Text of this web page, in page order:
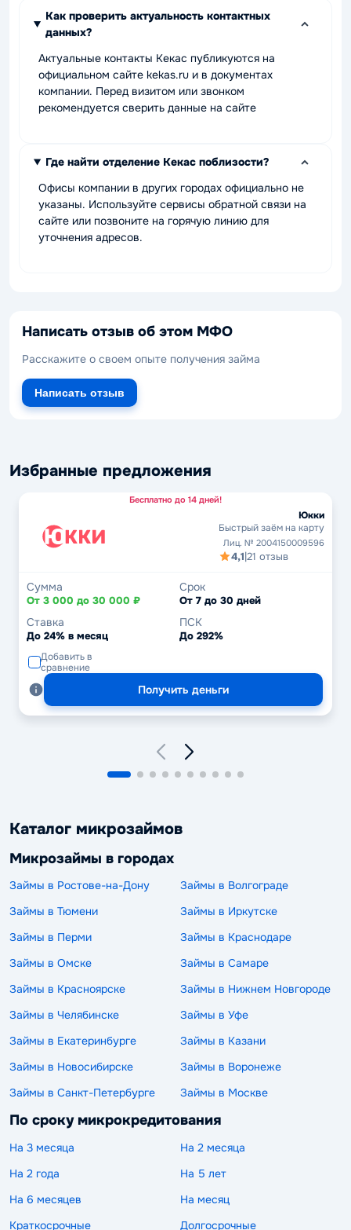
Как проверить актуальность контактных
данных?
Актуальные контакты Кекас публикуются на
официальном сайте kekas.ru и в документах
компании. Перед визитом или звонком
рекомендуется сверить данные на сайте
Где найти отделение Кекас поблизости?
Офисы компании в других городах официально не
указаны. Используйте сервисы обратной связи на
сайте или позвоните на горячую линию для
уточнения адресов.
Написать отзыв об этом МФО
Расскажите о своем опыте получения займа
Написать отзыв
Избранные предложения
Бесплатно до 14 дней!
Юкки
Быстрый заём на карту
Лиц. № 2004150009596
4,1|21 отзыв
Сумма
От 3 000 до 30 000 ₽
Срок
От 7 до 30 дней
Ставка
До 24% в месяц
ПСК
До 292%
Добавить в
сравнение
Получить деньги
Каталог микрозаймов
Микрозаймы в городах
Займы в Ростове-на-Дону
Займы в Волгограде
Займы в Тюмени
Займы в Иркутске
Займы в Перми
Займы в Краснодаре
Займы в Омске
Займы в Самаре
Займы в Красноярске
Займы в Нижнем Новгороде
Займы в Челябинске
Займы в Уфе
Займы в Екатеринбурге
Займы в Казани
Займы в Новосибирске
Займы в Воронеже
Займы в Санкт-Петербурге
Займы в Москве
По сроку микрокредитования
На 3 месяца
На 2 месяца
На 2 года
На 5 лет
На 6 месяцев
На месяц
Краткосрочные
Долгосрочные